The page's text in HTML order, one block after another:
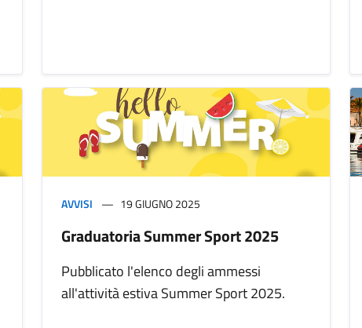
AVVISI 19 GIUGNO 2025
Graduatoria Summer Sport 2025
Pubblicato l'elenco degli ammessi
all'attività estiva Summer Sport 2025.